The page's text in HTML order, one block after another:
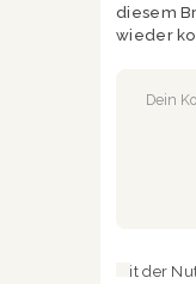
diesem
wieder
Mit der